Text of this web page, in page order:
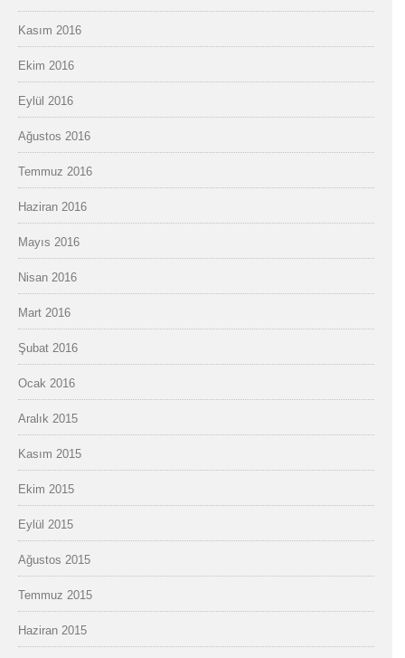
Kasım 2016
Ekim 2016
Eylül 2016
Ağustos 2016
Temmuz 2016
Haziran 2016
Mayıs 2016
Nisan 2016
Mart 2016
Şubat 2016
Ocak 2016
Aralık 2015
Kasım 2015
Ekim 2015
Eylül 2015
Ağustos 2015
Temmuz 2015
Haziran 2015